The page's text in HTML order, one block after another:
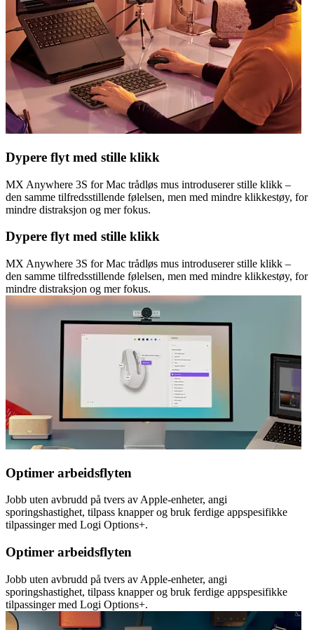
Dypere flyt med stille klikk
MX Anywhere 3S for Mac trådløs mus introduserer stille klikk –
den samme tilfredsstillende følelsen, men med mindre klikkestøy, for
mindre distraksjon og mer fokus.
Dypere flyt med stille klikk
MX Anywhere 3S for Mac trådløs mus introduserer stille klikk –
den samme tilfredsstillende følelsen, men med mindre klikkestøy, for
mindre distraksjon og mer fokus.
Optimer arbeidsflyten
Jobb uten avbrudd på tvers av Apple-enheter, angi
sporingshastighet, tilpass knapper og bruk ferdige appspesifikke
tilpassinger med Logi Options+.
Optimer arbeidsflyten
Jobb uten avbrudd på tvers av Apple-enheter, angi
sporingshastighet, tilpass knapper og bruk ferdige appspesifikke
tilpassinger med Logi Options+.